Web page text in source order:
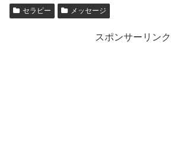
セラピー メッセージ
スポンサーリンク